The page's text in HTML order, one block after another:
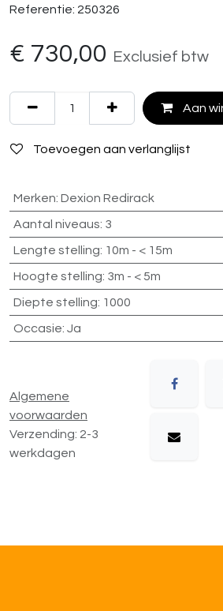
Referentie: 250326
€ 730,00 Exclusief btw
Aan
Toevoegen aan verlanglijst
Merken: Dexion Redirack
Aantal niveaus: 3
Lengte stelling: 10m - < 15m
Hoogte stelling: 3m - < 5m
Diepte stelling: 1000
Occasie: Ja
Algemene
voorwaarden
Verzending: 2-3
werkdagen